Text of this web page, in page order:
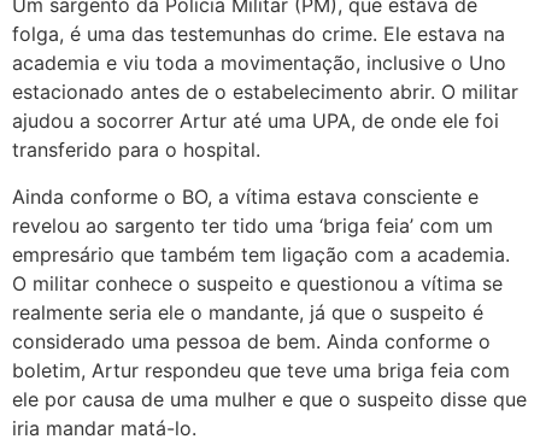
Um sargento da Polícia Militar (PM), que estava de
folga, é uma das testemunhas do crime. Ele estava na
academia e viu toda a movimentação, inclusive o Uno
estacionado antes de o estabelecimento abrir. O militar
ajudou a socorrer Artur até uma UPA, de onde ele foi
transferido para o hospital.
Ainda conforme o BO, a vítima estava consciente e
revelou ao sargento ter tido uma ‘briga feia’ com um
empresário que também tem ligação com a academia.
O militar conhece o suspeito e questionou a vítima se
realmente seria ele o mandante, já que o suspeito é
considerado uma pessoa de bem. Ainda conforme o
boletim, Artur respondeu que teve uma briga feia com
ele por causa de uma mulher e que o suspeito disse que
iria mandar matá-lo.